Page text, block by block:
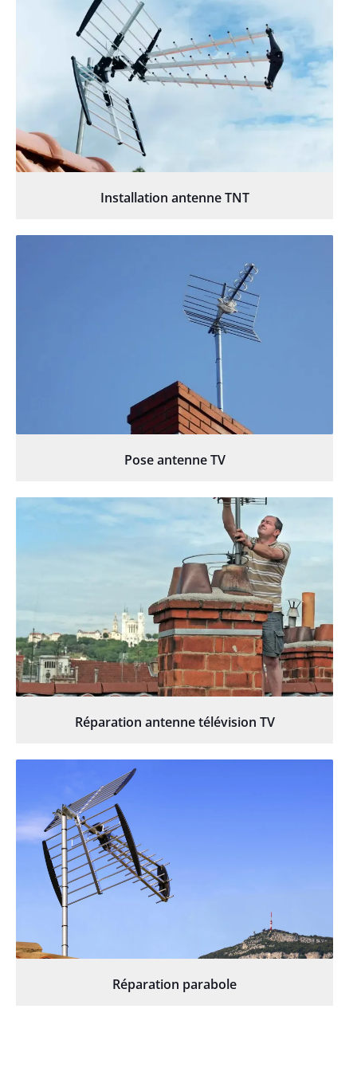
Installation antenne TNT
Pose antenne TV
Réparation antenne télévision TV
Réparation parabole